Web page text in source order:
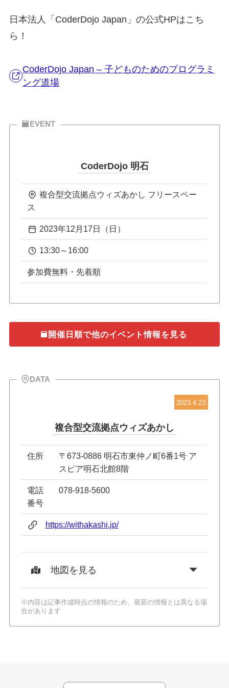
日本法人「CoderDojo Japan」の公式HPはこち
ら！
CoderDojo Japan – 子どものためのプログラミ
ング道場
EVENT
CoderDojo 明石
複合型交流拠点ウィズあかし フリースペー
ス
2023年12月17日（日）
13:30～16:00
参加費無料・先着順
開催日順で他のイベント情報を見る
DATA
2023.4.23
複合型交流拠点ウィズあかし
住所
〒673-0886 明石市東仲ノ町6番1号 ア
スピア明石北館8階
電話
番号
078-918-5600
https://withakashi.jp/
地図を見る
※内容は記事作成時点の情報のため、最新の情報とは異なる場
合があります